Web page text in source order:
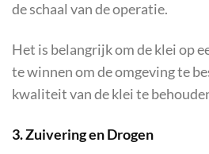
de schaal van de operatie.
Het is belangrijk om de klei op
te winnen om de omgeving te
kwaliteit van de klei te
3. Zuivering en Drogen